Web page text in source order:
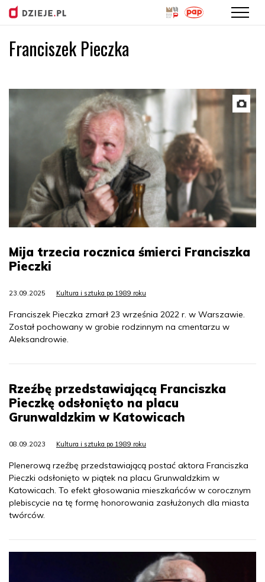
Franciszek Pieczka
Mija trzecia rocznica śmierci Franciszka
Pieczki
23.09.2025 Kultura i sztuka po 1989 roku
Franciszek Pieczka zmarł 23 września 2022 r. w Warszawie.
Został pochowany w grobie rodzinnym na cmentarzu w
Aleksandrowie.
Rzeźbę przedstawiającą Franciszka
Pieczkę odsłonięto na placu
Grunwaldzkim w Katowicach
08.09.2023 Kultura i sztuka po 1989 roku
Plenerową rzeźbę przedstawiającą postać aktora Franciszka
Pieczki odsłonięto w piątek na placu Grunwaldzkim w
Katowicach. To efekt głosowania mieszkańców w corocznym
plebiscycie na tę formę honorowania zasłużonych dla miasta
twórców.